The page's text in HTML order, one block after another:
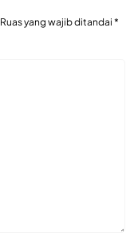
Ruas yang wajib ditandai *